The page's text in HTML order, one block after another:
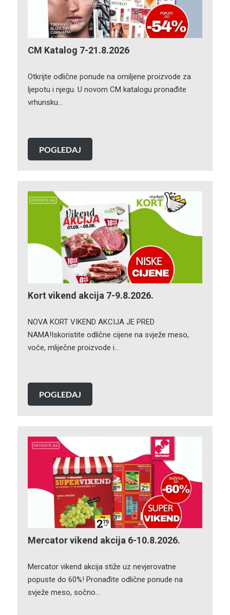
CM Katalog 7-21.8.2026
Otkrijte odlične ponude na omiljene proizvode za
ljepotu i njegu. U novom CM katalogu pronađite
vrhunsku…
POGLEDAJ
Kort vikend akcija 7-9.8.2026.
NOVA KORT VIKEND AKCIJA JE PRED
NAMA!Iskoristite odlične cijene na svježe meso,
voće, mliječne proizvode i…
POGLEDAJ
Mercator vikend akcija 6-10.8.2026.
Mercator vikend akcija stiže uz nevjerovatne
popuste do 60%! Pronađite odlične ponude na
svježe meso, sočno…